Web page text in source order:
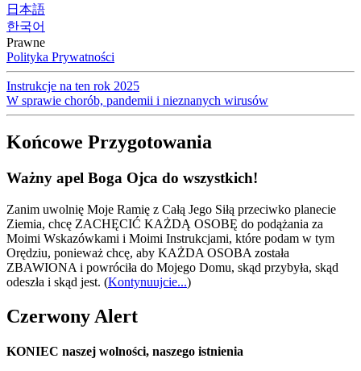
日本語
한국어
Prawne
Polityka Prywatności
Instrukcje na ten rok 2025
W sprawie chorób, pandemii i nieznanych wirusów
Końcowe Przygotowania
Ważny apel Boga Ojca do wszystkich!
Zanim uwolnię Moje Ramię z Całą Jego Siłą przeciwko planecie
Ziemia, chcę ZACHĘCIĆ KAŻDĄ OSOBĘ do podążania za
Moimi Wskazówkami i Moimi Instrukcjami, które podam w tym
Orędziu, ponieważ chcę, aby KAŻDA OSOBA została
ZBAWIONA i powróciła do Mojego Domu, skąd przybyła, skąd
odeszła i skąd jest. (Kontynuujcie...)
Czerwony Alert
KONIEC naszej wolności, naszego istnienia